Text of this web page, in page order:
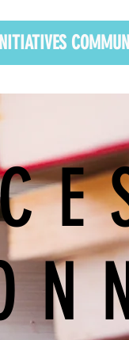
INITIATIVES